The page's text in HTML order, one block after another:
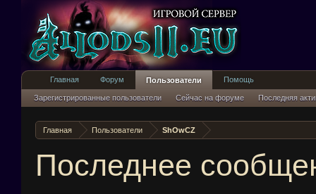
Главная Пользователи ShOwCZ
Последнее
Главная Форум Пользователи
Зарегистрированные пользователи Сейчас на форуме Последняя
Помощь